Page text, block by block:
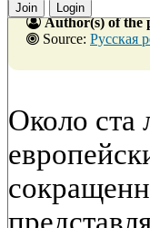
Join Login
Author(s) of the
Source: Русская
Около ста